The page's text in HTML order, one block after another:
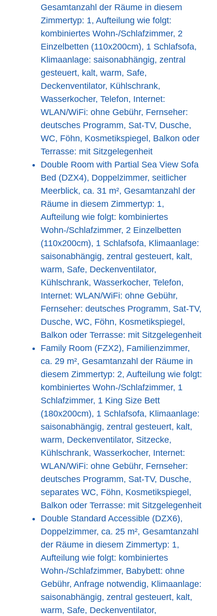
Gesamtanzahl der Räume in diesem
Zimmertyp: 1, Aufteilung wie folgt:
kombiniertes Wohn-/Schlafzimmer, 2
Einzelbetten (110x200cm), 1 Schlafsofa,
Klimaanlage: saisonabhängig, zentral
gesteuert, kalt, warm, Safe,
Deckenventilator, Kühlschrank,
Wasserkocher, Telefon, Internet:
WLAN/WiFi: ohne Gebühr, Fernseher:
deutsches Programm, Sat-TV, Dusche,
WC, Föhn, Kosmetikspiegel, Balkon oder
Terrasse: mit Sitzgelegenheit
Double Room with Partial Sea View Sofa
Bed (DZX4), Doppelzimmer, seitlicher
Meerblick, ca. 31 m², Gesamtanzahl der
Räume in diesem Zimmertyp: 1,
Aufteilung wie folgt: kombiniertes
Wohn-/Schlafzimmer, 2 Einzelbetten
(110x200cm), 1 Schlafsofa, Klimaanlage:
saisonabhängig, zentral gesteuert, kalt,
warm, Safe, Deckenventilator,
Kühlschrank, Wasserkocher, Telefon,
Internet: WLAN/WiFi: ohne Gebühr,
Fernseher: deutsches Programm, Sat-TV,
Dusche, WC, Föhn, Kosmetikspiegel,
Balkon oder Terrasse: mit Sitzgelegenheit
Family Room (FZX2), Familienzimmer,
ca. 29 m², Gesamtanzahl der Räume in
diesem Zimmertyp: 2, Aufteilung wie folgt:
kombiniertes Wohn-/Schlafzimmer, 1
Schlafzimmer, 1 King Size Bett
(180x200cm), 1 Schlafsofa, Klimaanlage:
saisonabhängig, zentral gesteuert, kalt,
warm, Deckenventilator, Sitzecke,
Kühlschrank, Wasserkocher, Internet:
WLAN/WiFi: ohne Gebühr, Fernseher:
deutsches Programm, Sat-TV, Dusche,
separates WC, Föhn, Kosmetikspiegel,
Balkon oder Terrasse: mit Sitzgelegenheit
Double Standard Accessible (DZX6),
Doppelzimmer, ca. 25 m², Gesamtanzahl
der Räume in diesem Zimmertyp: 1,
Aufteilung wie folgt: kombiniertes
Wohn-/Schlafzimmer, Babybett: ohne
Gebühr, Anfrage notwendig, Klimaanlage:
saisonabhängig, zentral gesteuert, kalt,
warm, Safe, Deckenventilator,